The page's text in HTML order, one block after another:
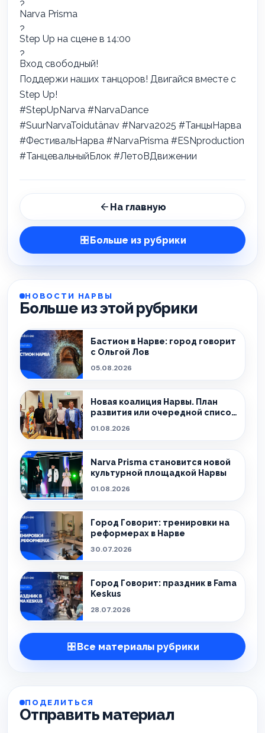
Narva Prisma
Step Up на сцене в 14:00
Вход свободный!
Поддержи наших танцоров! Двигайся вместе с
Step Up!
#StepUpNarva #NarvaDance
#SuurNarvaToidutänav #Narva2025 #ТанцыНарва
#ФестивальНарва #NarvaPrisma #ESNproduction
#ТанцевальныйБлок #ЛетоВДвижении
На главную
Больше из рубрики
НОВОСТИ НАРВЫ
Больше из этой рубрики
Бастион в Нарве: город говорит
с Ольгой Лов
05.08.2026
Новая коалиция Нарвы. План
развития или очередной список
01.08.2026
Narva Prisma становится новой
культурной площадкой Нарвы
01.08.2026
Город Говорит: тренировки на
реформерах в Нарве
30.07.2026
Город Говорит: праздник в Fama
Keskus
28.07.2026
Все материалы рубрики
ПОДЕЛИТЬСЯ
Отправить материал